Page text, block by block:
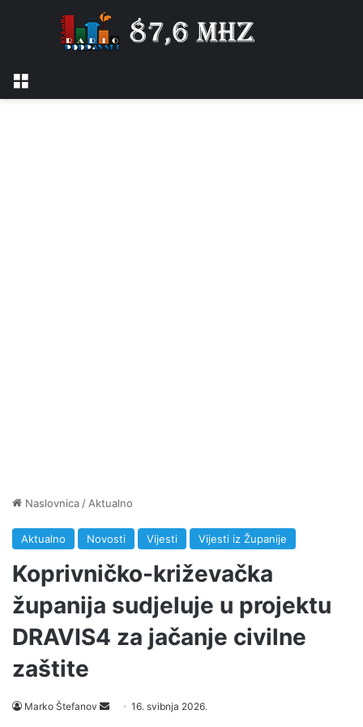
Naslovnica / Aktualno
Aktualno Novosti Vijesti Vijesti iz Županije
Koprivničko-križevačka
županija sudjeluje u projektu
DRAVIS4 za jačanje civilne
zaštite
Marko Štefanov 16. svibnja 2026.